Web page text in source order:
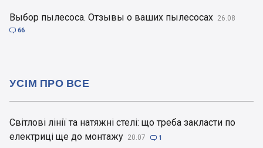
Выбор пылесоса. Отзывы о ваших пылесосах 26.08
 66
Світлові лінії та натяжні стелі: що треба закласти по
електриці ще до монтажу 20.07  1
УСІМ ПРО ВСЕ